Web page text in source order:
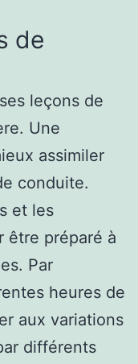
de
leçons de
Une
assimiler
conduite.
et les
être préparé à
Par
heures de
aux variations
différents